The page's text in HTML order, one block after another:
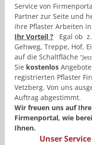
Service von
Partner zur Seite und
ihre Pflaster Arbeiten
Ihr Vorteil ? Egal ob
Gehweg, Treppe, Hof,
auf die Schaltfläche
Sie kostenlos
registrierten Pflaster
Vetzberg. Von uns
Auftrag abgestimmt.
Wir freuen uns auf
Firmenportal, wie
Ihnen.
Unser